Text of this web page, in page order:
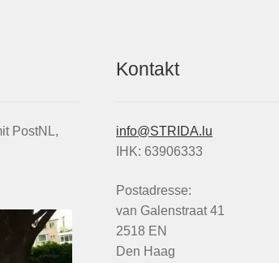
PostNL,
Kontakt
info@STRIDA.lu
IHK: 63906333
Postadresse:
van Galenstraat 41
2518 EN
Den Haag